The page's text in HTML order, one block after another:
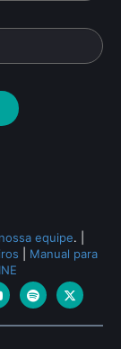
nossa equipe.
Manual para